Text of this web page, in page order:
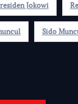
Jokowi
Sido